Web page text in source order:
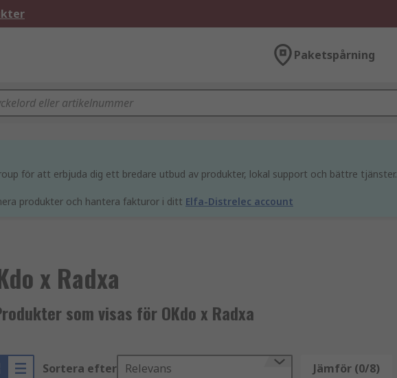
Paketspårning
för att erbjuda dig ett bredare utbud av produkter, lokal support och bättre tjänster.
produkter och hantera fakturor i ditt Elfa-Distrelec account
x Radxa
som visas för OKdo x Radxa
Sortera efter Relevans Jämför (0/8)